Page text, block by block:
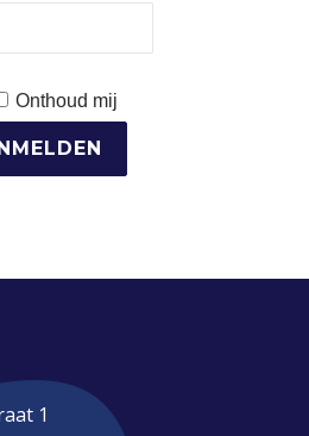
Onthoud mij
1